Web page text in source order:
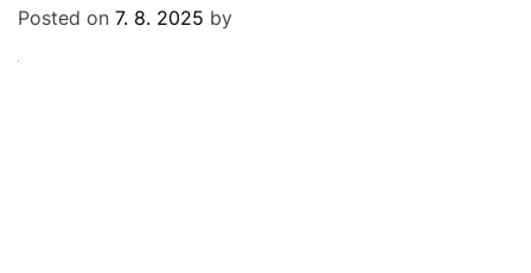
Posted on 7. 8. 2025 by